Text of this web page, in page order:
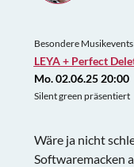
Besondere
LEYA + Perfect
Mo. 02.06.25 20:00
Silent green präsentiert
Wäre ja nicht
Softwaremacken